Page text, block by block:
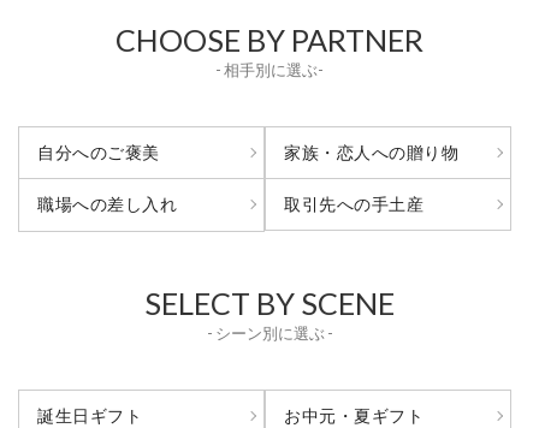
CHOOSE BY PARTNER
- 相手別に選ぶ-
自分へのご褒美 家族・恋人への贈り物
職場への差し入れ 取引先への手土産
SELECT BY SCENE
- シーン別に選ぶ -
誕生日ギフト お中元・夏ギフト